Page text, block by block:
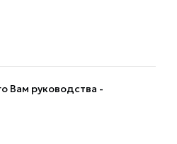
Вам руководства -